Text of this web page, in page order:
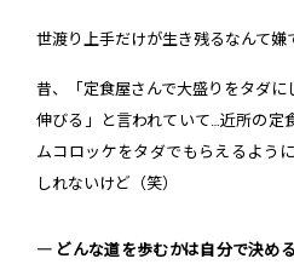
世渡り上手だけが生き残るなんて嫌
昔、「定食屋さんで大盛りをタダに
伸びる」と言われていて…近所の定
ムコロッケをタダでもらえるよう
しれないけど（笑）
― どんな道を歩むかは自分で決め